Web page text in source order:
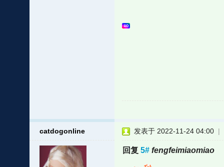
catdogonline 发表于 2022-11-24 04:00 |
回复 5# fengfeimiaomiao